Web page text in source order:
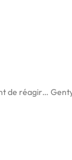
de réagir…